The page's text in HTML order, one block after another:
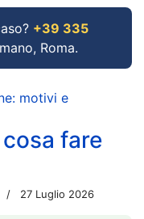
+39 335
Roma.
motivi e
fare
27 Luglio 2026